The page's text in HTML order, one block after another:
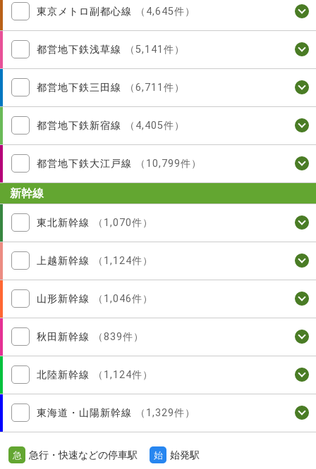
東京メトロ副都心線 （4,645件）
都営地下鉄浅草線 （5,141件）
都営地下鉄三田線 （6,711件）
都営地下鉄新宿線 （4,405件）
都営地下鉄大江戸線 （10,799件）
新幹線
東北新幹線 （1,070件）
上越新幹線 （1,124件）
山形新幹線 （1,046件）
秋田新幹線 （839件）
北陸新幹線 （1,124件）
東海道・山陽新幹線 （1,329件）
急 急行・快速などの停車駅 始 始発駅